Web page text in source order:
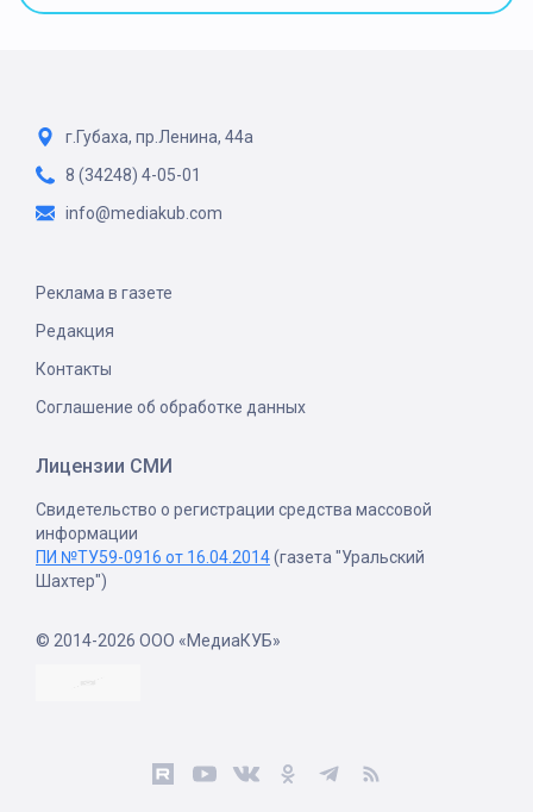
г.Губаха, пр.Ленина, 44а
8 (34248) 4-05-01
info@mediakub.com
Реклама в газете
Редакция
Контакты
Соглашение об обработке данных
Лицензии СМИ
Свидетельство о регистрации средства массовой
информации
ПИ №ТУ59-0916 от 16.04.2014(газета "Уральский
Шахтер")
© 2014-2026 ООО «МедиаКУБ»